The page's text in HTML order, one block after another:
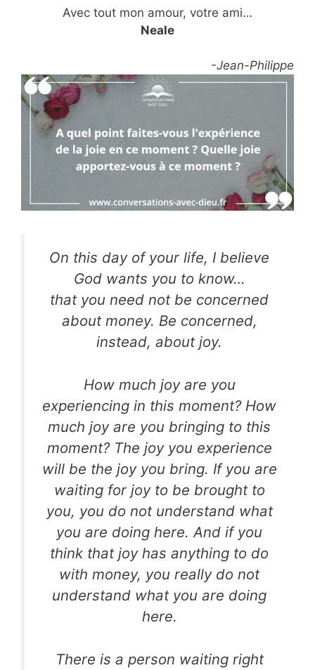
Avec tout mon amour, votre ami…
Neale
-Jean-Philippe
On this day of your life, I believe
God wants you to know…
that you need not be concerned
about money. Be concerned,
instead, about joy.
How much joy are you
experiencing in this moment? How
much joy are you bringing to this
moment? The joy you experience
will be the joy you bring. If you are
waiting for joy to be brought to
you, you do not understand what
you are doing here. And if you
think that joy has anything to do
with money, you really do not
understand what you are doing
here.
There is a person waiting right